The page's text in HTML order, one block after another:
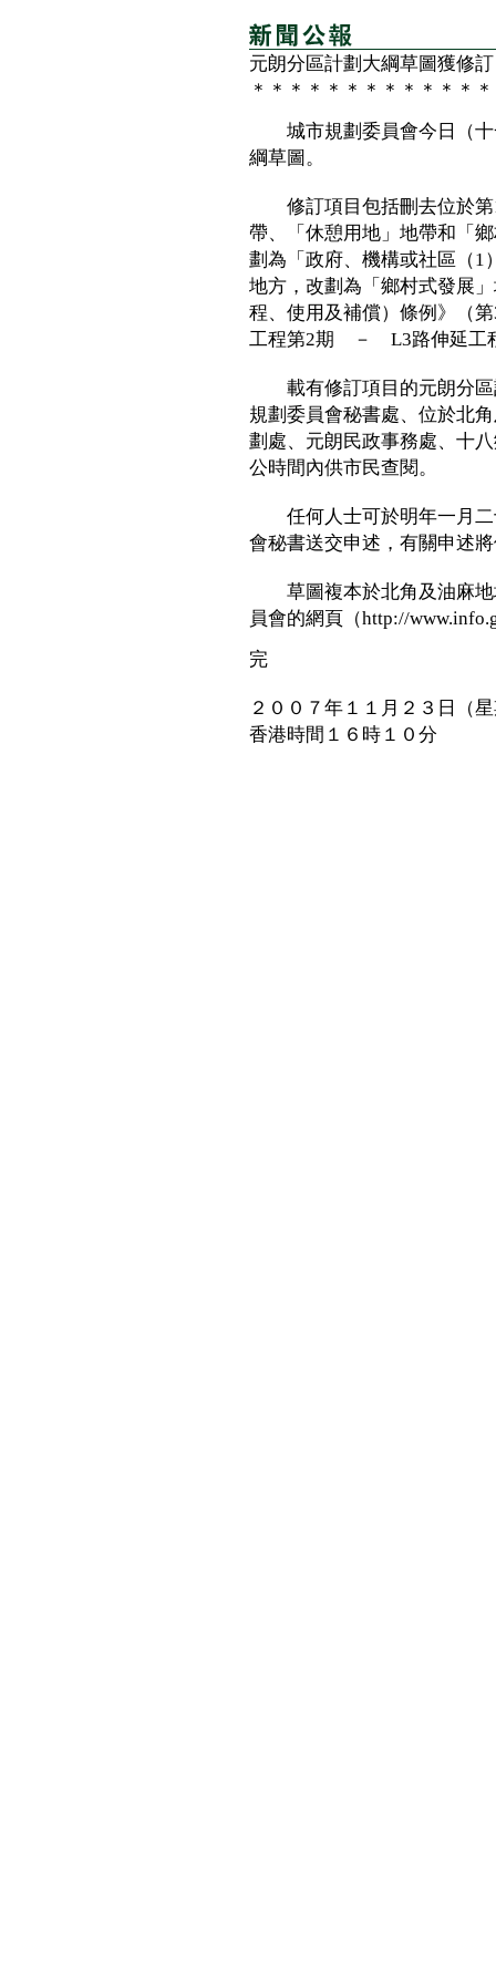
元朗分區計劃大綱草圖獲修訂
＊＊＊＊＊＊＊＊＊＊＊＊＊
城市規劃委員會今日（十
綱草圖。
修訂項目包括刪去位於第
帶、「休憩用地」地帶和「
劃為「政府、機構或社區（1
地方，改劃為「鄉村式發展
程、使用及補償）條例》（
工程第2期 － L3路伸延工
載有修訂項目的元朗分區
規劃委員會秘書處、位於北
劃處、元朗民政事務處、十
公時間內供市民查閱。
任何人士可於明年一月二
會秘書送交申述，有關申述
草圖複本於北角及油麻地
員會的網頁（http://
完
２００７年１１月２３日（
香港時間１６時１０分